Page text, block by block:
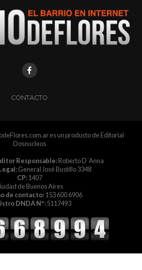
CONTACTO
es un producto de Editorial
Dosnucleos
Responsable:Roberto D´Anna
General José Bustillo 3348
CP:1407
de Buenos Aires
de contacto:153 600 6906
DNDA Nº:5117493